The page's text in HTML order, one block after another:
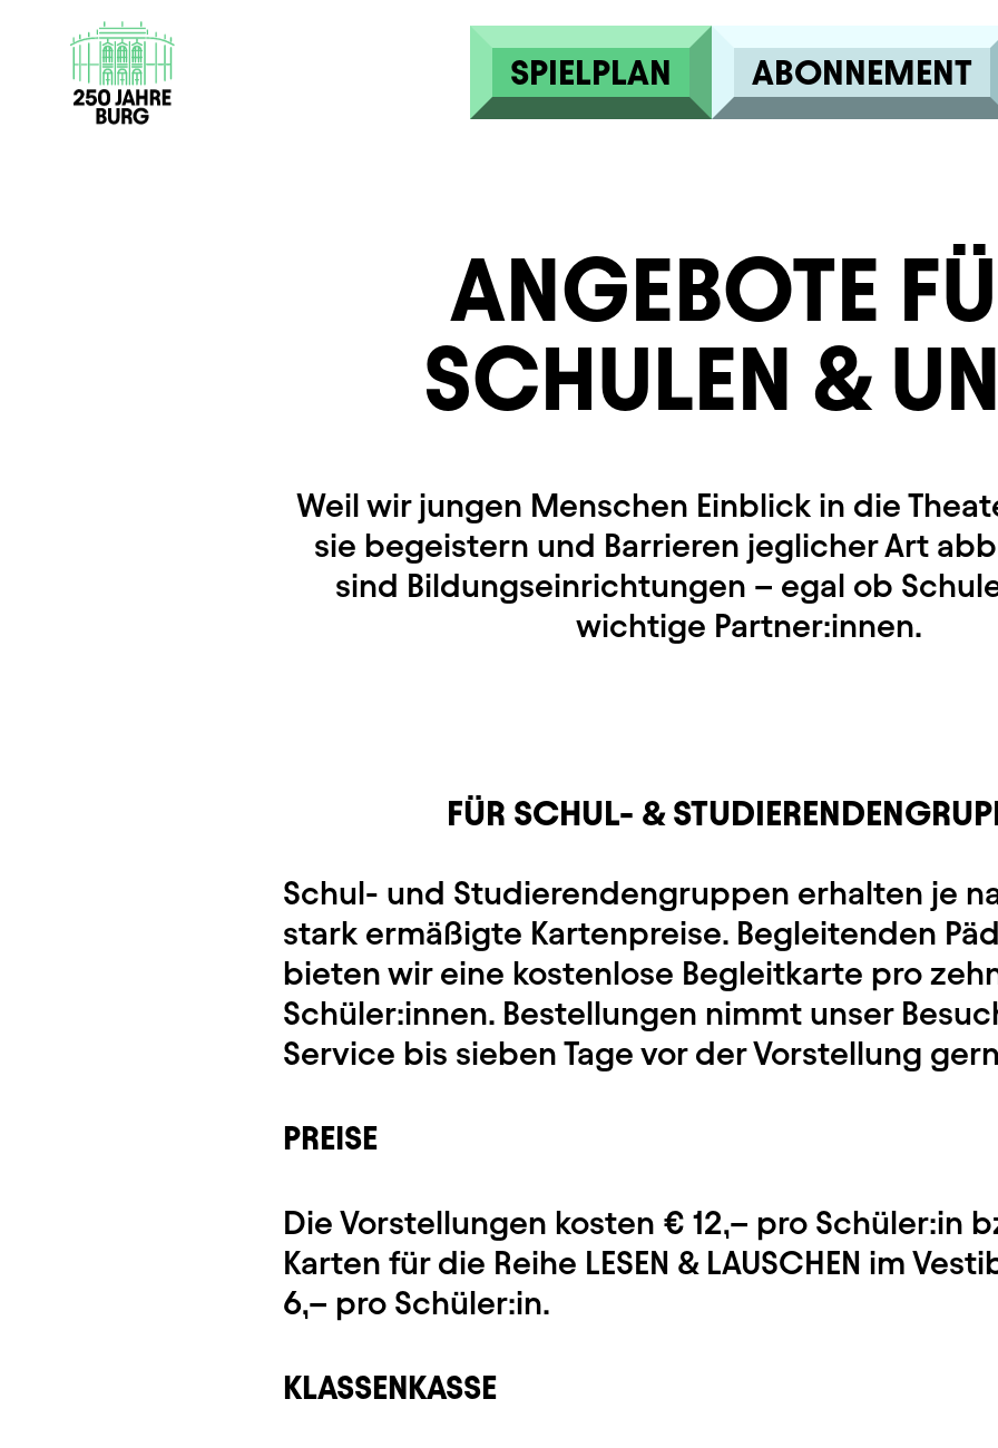
Direkt zum Inhalt
SPIELPLAN ABONNEMENT
ANGEBOTE
SCHULEN &
Weil wir jungen Menschen Einblick in die
sie begeistern und Barrieren jeglicher Art
sind Bildungseinrichtungen – egal ob
wichtige Partner:innen.
FÜR SCHUL- &
Schul- und Studierendengruppen erhalten je
stark ermäßigte Kartenpreise. Begleitenden
bieten wir eine kostenlose Begleitkarte pro
Schüler:innen. Bestellungen nimmt unser
Service bis sieben Tage vor der Vorstellung
PREISE
Die Vorstellungen kosten € 12,– pro Schüler:in
Karten für die Reihe LESEN & LAUSCHEN im
6,– pro Schüler:in.
KLASSENKASSE